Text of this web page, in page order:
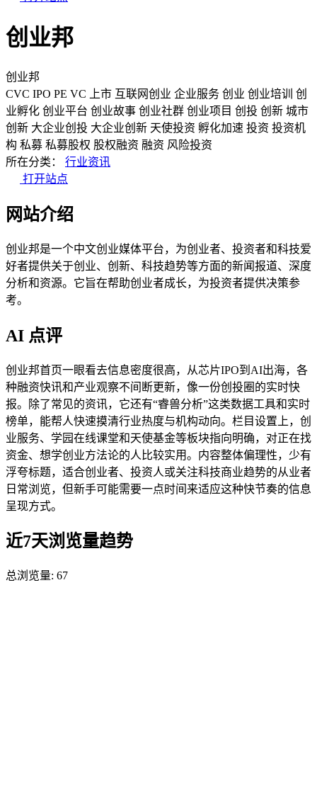
创业邦
创业邦
CVC IPO PE VC 上市 互联网创业 企业服务 创业 创业培训
创
业孵化 创业平台 创业故事 创业社群 创业项目 创投 创新 城市
创新 大企业创投 大企业创新 天使投资 孵化加速 投资 投资机
构 私募 私募股权 股权融资 融资 风险投资
所在分类：
行业资讯
打开站点
网站介绍
创业邦是一个中文创业媒体平台，为创业者、投资者和科技爱
好者提供关于创业、创新、科技趋势等方面的新闻报道、深度
分析和资源。它旨在帮助创业者成长，为投资者提供决策参
考。
AI 点评
创业邦首页一眼看去信息密度很高，从芯片IPO到AI出海，各
种融资快讯和产业观察不间断更新，像一份创投圈的实时快
报。除了常见的资讯，它还有“睿兽分析”这类数据工具和实时
榜单，能帮人快速摸清行业热度与机构动向。栏目设置上，创
业服务、学园在线课堂和天使基金等板块指向明确，对正在找
资金、想学创业方法论的人比较实用。内容整体偏理性，少有
浮夸标题，适合创业者、投资人或关注科技商业趋势的从业者
日常浏览，但新手可能需要一点时间来适应这种快节奏的信息
呈现方式。
近7天浏览量趋势
总浏览量: 67